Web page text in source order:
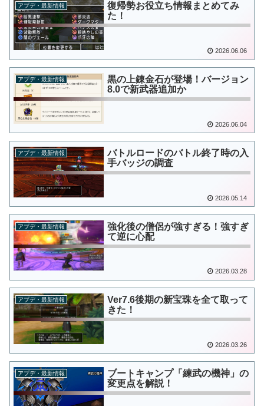
アプデ・最新情報
復帰勢お役立ち情報まとめてみ
た！
2026.06.06
アプデ・最新情報
黒の上錬金石が登場！バージョン
8.0で新武器追加か
2026.06.04
アプデ・最新情報
バトルロードのバトル終了時の入
手バッジの調査
2026.05.14
アプデ・最新情報
強化後の僧侶が強すぎる！強すぎ
て逆に心配
2026.03.28
アプデ・最新情報
Ver7.6後期の新宝珠を全て取って
きた！
2026.03.26
アプデ・最新情報
ブートキャンプ「練武の機神」の
変更点を解説！